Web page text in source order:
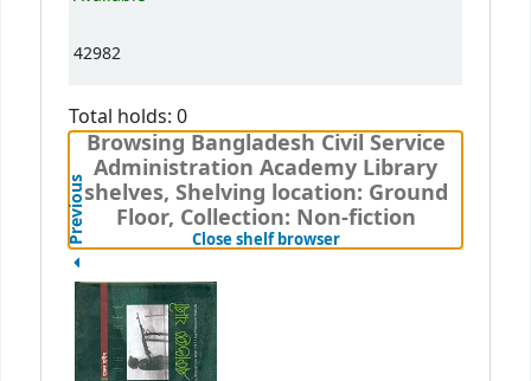
42982
Total holds: 0
Browsing Bangladesh Civil Service
Administration Academy Library
shelves, Shelving location: Ground
Floor, Collection: Non-fiction
Close shelf browser(Hides shelf browser)
Previous